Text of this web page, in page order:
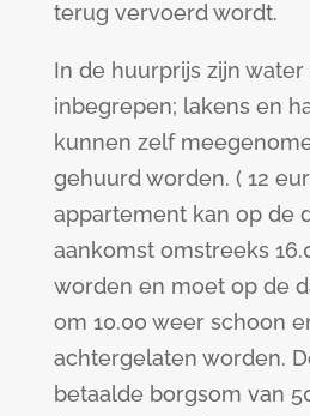
terug vervoerd wordt.
In de huurprijs zijn
inbegrepen; lakens en
kunnen zelf
gehuurd worden. ( 12
appartement kan op de
aankomst omstreeks
worden en moet op de
om 10.00 weer schoon
achtergelaten worden.
betaalde borgsom van